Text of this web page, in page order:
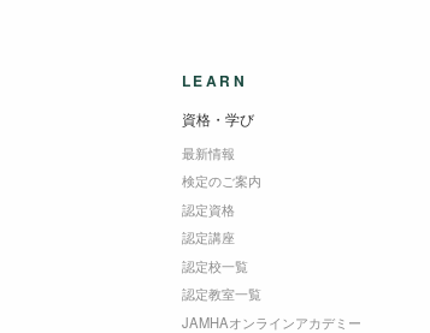
LEARN
資格・学び
最新情報
検定のご案内
認定資格
認定講座
認定校一覧
認定教室一覧
JAMHAオンラインアカデミー